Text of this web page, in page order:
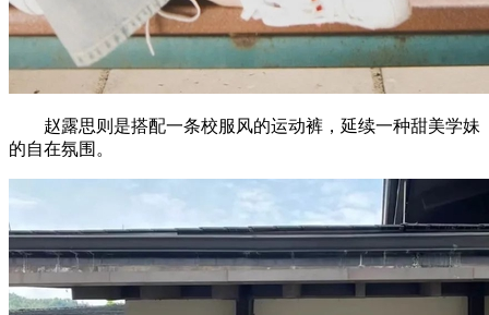
赵露思则是搭配一条校服风的运动裤，延续一种甜美学妹
的自在氛围。